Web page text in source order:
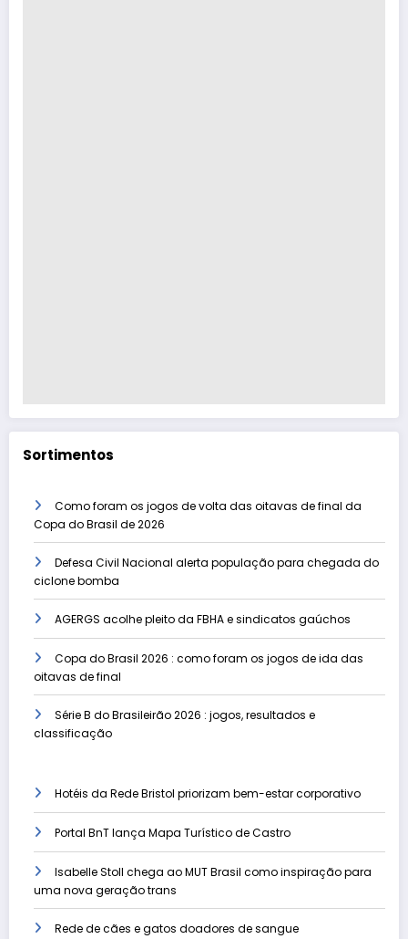
Sortimentos
Como foram os jogos de volta das oitavas de final da
Copa do Brasil de 2026
Defesa Civil Nacional alerta população para chegada do
ciclone bomba
AGERGS acolhe pleito da FBHA e sindicatos gaúchos
Copa do Brasil 2026 : como foram os jogos de ida das
oitavas de final
Série B do Brasileirão 2026 : jogos, resultados e
classificação
Hotéis da Rede Bristol priorizam bem-estar corporativo
Portal BnT lança Mapa Turístico de Castro
Isabelle Stoll chega ao MUT Brasil como inspiração para
uma nova geração trans
Rede de cães e gatos doadores de sangue